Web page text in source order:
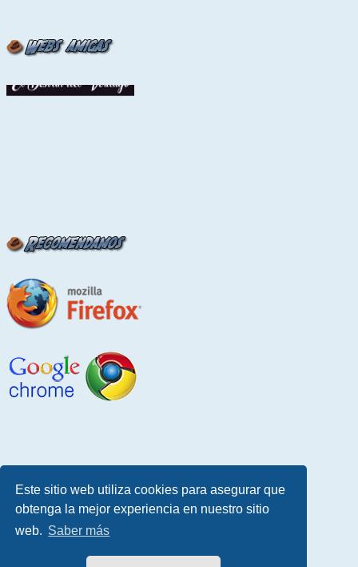
Este sitio web utiliza cookies para asegurar que
obtenga la mejor experiencia en nuestro sitio
web. Saber más